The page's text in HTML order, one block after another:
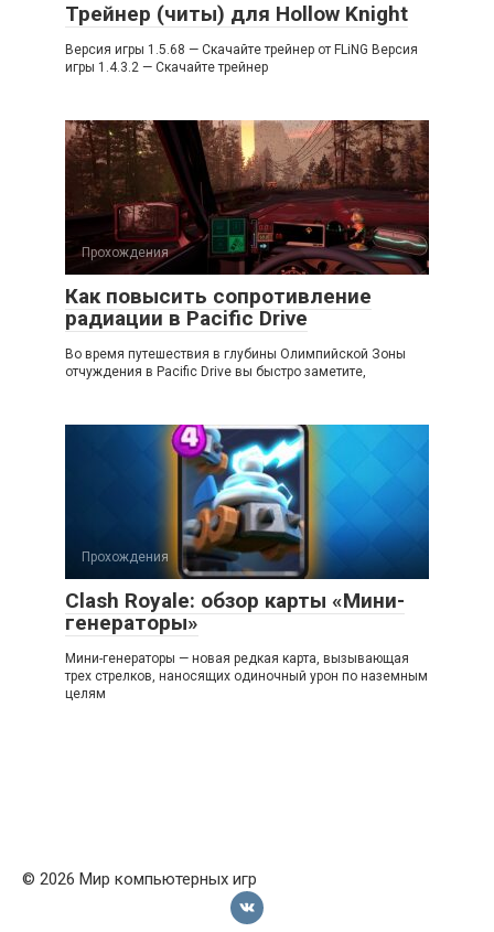
Трейнер (читы) для Hollow Knight
Версия игры 1.5.68 — Скачайте трейнер от FLiNG Версия
игры 1.4.3.2 — Скачайте трейнер
Прохождения
Как повысить сопротивление
радиации в Pacific Drive
Во время путешествия в глубины Олимпийской Зоны
отчуждения в Pacific Drive вы быстро заметите,
Прохождения
Clash Royale: обзор карты «Мини-
генераторы»
Мини-генераторы — новая редкая карта, вызывающая
трех стрелков, наносящих одиночный урон по наземным
целям
© 2026 Мир компьютерных игр